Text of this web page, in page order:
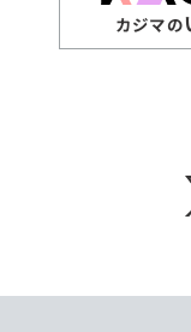
カジマの